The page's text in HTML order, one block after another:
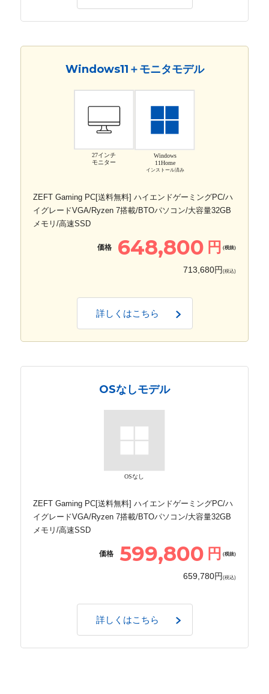
Windows11＋モニタモデル
27インチ
モニター
Windows
11Home
インストール済み
ZEFT Gaming PC[送料無料] ハイエンドゲーミングPC/ハ
イグレードVGA/Ryzen 7搭載/BTOパソコン/大容量32GB
メモリ/高速SSD
価格 648,800 円 (税抜)
713,680円 (税込)
詳しくはこちら
OSなしモデル
OSなし
ZEFT Gaming PC[送料無料] ハイエンドゲーミングPC/ハ
イグレードVGA/Ryzen 7搭載/BTOパソコン/大容量32GB
メモリ/高速SSD
価格 599,800 円 (税抜)
659,780円 (税込)
詳しくはこちら